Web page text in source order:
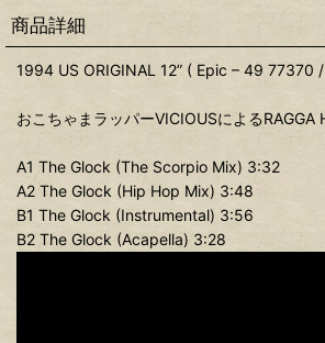
商品詳細
1994 US ORIGINAL 12” ( Epic ‎– 49 77370 /
おこちゃまラッパーVICIOUSによるRAGGA
A1 The Glock (The Scorpio Mix) 3:32
A2 The Glock (Hip Hop Mix) 3:48
B1 The Glock (Instrumental) 3:56
B2 The Glock (Acapella) 3:28